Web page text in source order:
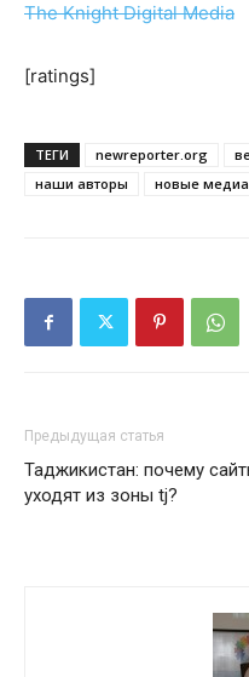
The Knight Digital Media
[ratings]
ТЕГИ newreporter.org
наши авторы
новые медиа
Предыдущая статья
Таджикистан: почему
уходят из зоны tj?